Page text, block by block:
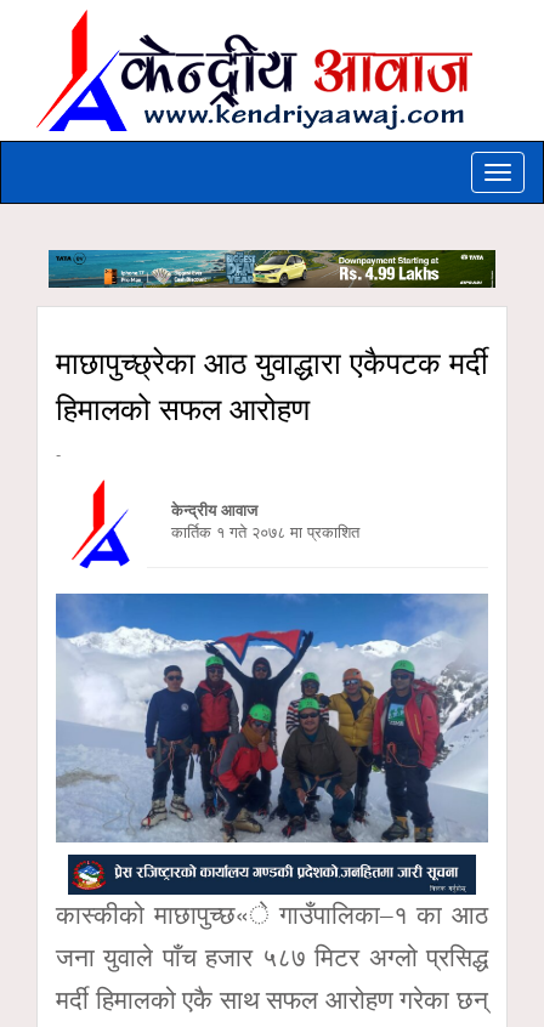
Toggle
माछापुच्छ्रेका आठ युवाद्धारा एकैपटक मर्दी
हिमालको सफल आरोहण
-
केन्द्रीय आवाज
कार्तिक १ गते २०७८ मा प्रकाशित
कास्कीको माछापुच्छ«े गाउँपालिका–१ का आठ
जना युवाले पाँच हजार ५८७ मिटर अग्लो प्रसिद्ध
मर्दी हिमालको एकै साथ सफल आरोहण गरेका छन्